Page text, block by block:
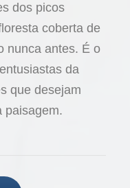
dos picos
coberta de
nunca antes. É o
da
que desejam
paisagem.